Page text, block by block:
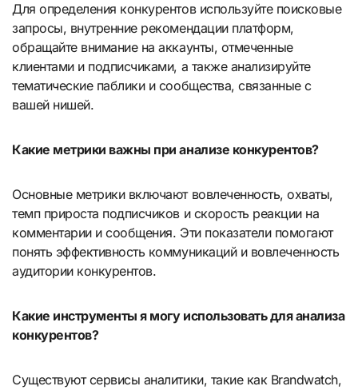
Для определения конкурентов используйте поисковые
запросы, внутренние рекомендации платформ,
обращайте внимание на аккаунты, отмеченные
клиентами и подписчиками, а также анализируйте
тематические паблики и сообщества, связанные с
вашей нишей.
Какие метрики важны при анализе конкурентов?
Основные метрики включают вовлеченность, охваты,
темп прироста подписчиков и скорость реакции на
комментарии и сообщения. Эти показатели помогают
понять эффективность коммуникаций и вовлеченность
аудитории конкурентов.
Какие инструменты я могу использовать для анализа
конкурентов?
Существуют сервисы аналитики, такие как Brandwatch,